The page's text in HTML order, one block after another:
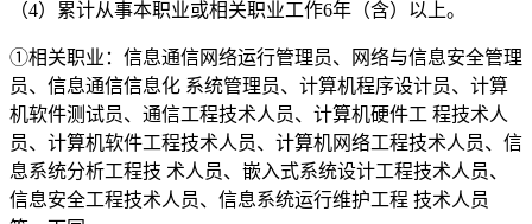
（4）累计从事本职业或相关职业工作6年（含）以上。
①相关职业：信息通信网络运行管理员、网络与信息安全管理
员、信息通信信息化 系统管理员、计算机程序设计员、计算
机软件测试员、通信工程技术人员、计算机硬件工 程技术人
员、计算机软件工程技术人员、计算机网络工程技术人员、信
息系统分析工程技 术人员、嵌入式系统设计工程技术人员、
信息安全工程技术人员、信息系统运行维护工程 技术人员